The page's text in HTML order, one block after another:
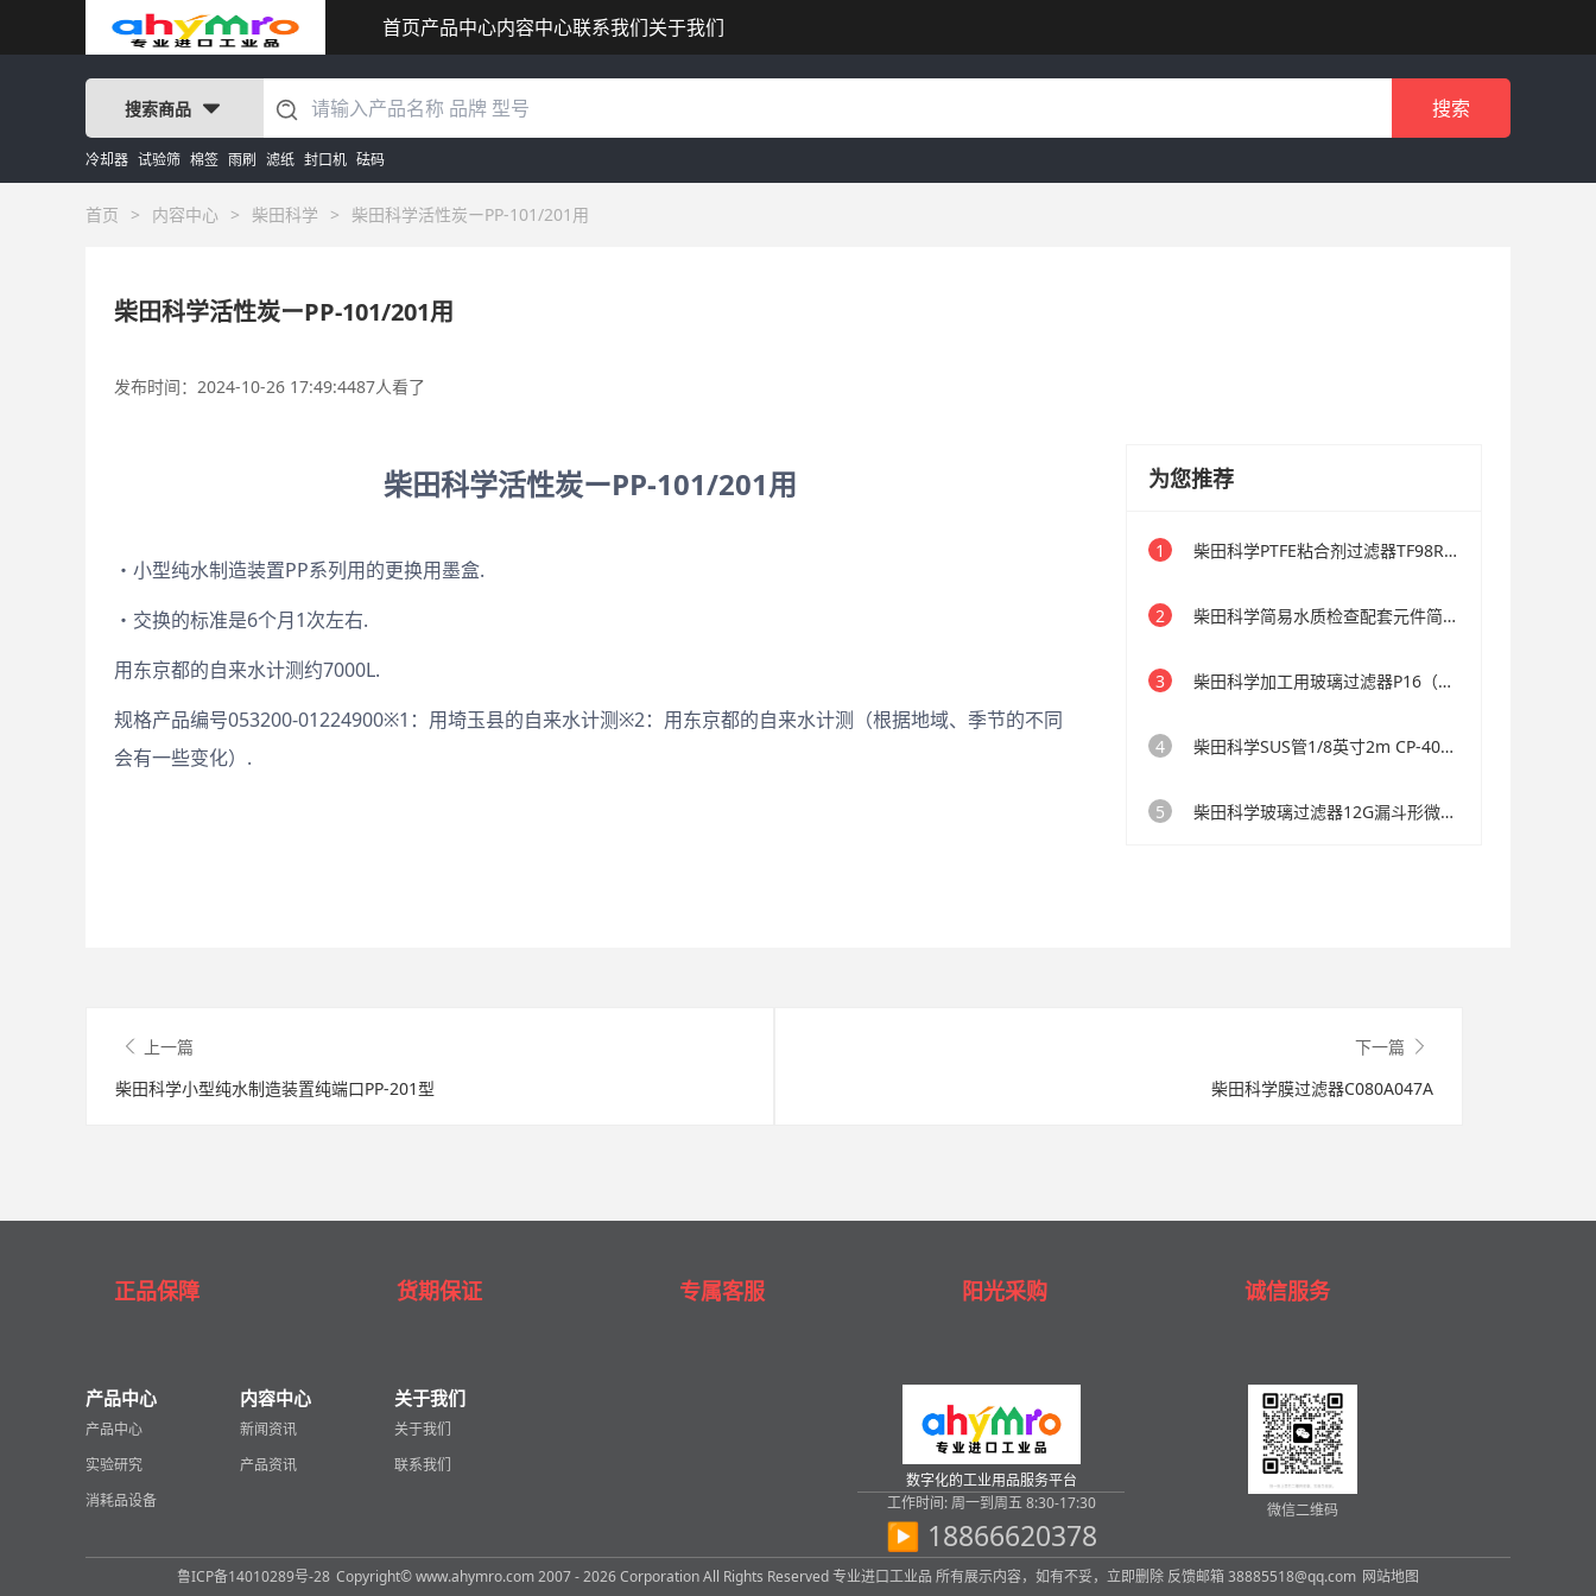
首页产品中心内容中心联系我们关于我们
搜索商品 搜索
冷却器 试验筛 棉签 雨刷 滤纸 封口机 砝码
首页 > 内容中心 > 柴田科学 > 柴田科学活性炭ーPP-101/201用
柴田科学活性炭ーPP-101/201用
发布时间：2024-10-26 17:49:4487人看了
柴田科学活性炭ーPP-101/201用
・小型纯水制造装置PP系列用的更换用墨盒.
・交换的标准是6个月1次左右.
用东京都的自来水计测约7000L.
规格产品编号053200-01224900※1：用埼玉县的自来水计测※2：用东京都的自来水计测（根据地域、季节的不同
会有一些变化）.
为您推荐
1 柴田科学PTFE粘合剂过滤器TF98Rφ80 100枚装
2 柴田科学简易水质检查配套元件简单包装酸值AV3
3 柴田科学加工用玻璃过滤器P16（10~16μm）φ32.0mm
4 柴田科学SUS管1/8英寸2m CP-400用
5 柴田科学玻璃过滤器12G漏斗形微量分析用12GP16
上一篇
柴田科学小型纯水制造装置纯端口PP-201型
下一篇
柴田科学膜过滤器C080A047A
正品保障 货期保证 专属客服 阳光采购 诚信服务
产品中心
产品中心
实验研究
消耗品设备
内容中心
新闻资讯
产品资讯
关于我们
关于我们
联系我们
数字化的工业用品服务平台
工作时间: 周一到周五 8:30-17:30
▶ 18866620378
微信二维码
鲁ICP备14010289号-28 Copyright© www.ahymro.com 2007 - 2026 Corporation All Rights Reserved 专业进口工业品 所有展示内容，如有不妥，立即删除 反馈邮箱 38885518@qq.com 网站地图